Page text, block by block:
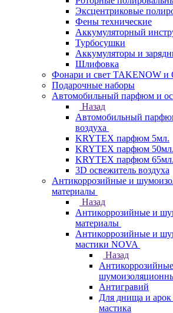
Эксцентриковые
Фены технические
Аккумуляторный
Турбосушки
Аккумуляторы и
Шлифовка
Фонари и свет TAKENOW и
Подарочные наборы
Автомобильный парфюм и
Назад
Автомобильный
воздуха
KRYTEX парфюм 5мл.
KRYTEX парфюм 50мл.
KRYTEX парфюм 65мл.
3D освежитель воздуха
Антикоррозийные и
материалы
Назад
Антикоррозийные и
материалы
Антикоррозийные и
мастики NOVA
Назад
Антигравий
Для днища и арок
мастика